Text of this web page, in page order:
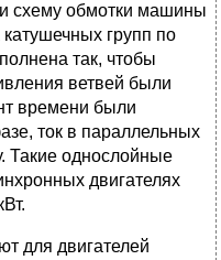
схему обмотки машины
катушечных групп по
так, чтобы
ветвей были
времени были
ток в параллельных
Такие однослойные
двигателях
для двигателей